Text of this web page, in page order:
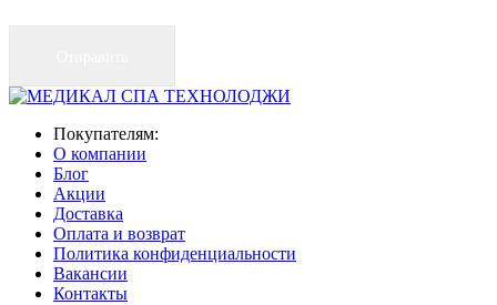
Покупателям:
О компании
Блог
Акции
Доставка
Оплата и возврат
Политика конфиденциальности
Вакансии
Контакты